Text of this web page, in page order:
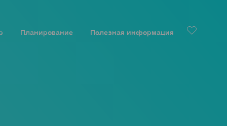
Планирование Полезная информация